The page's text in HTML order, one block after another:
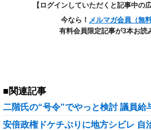
【ログインしていただくと記事中の
今なら！ メルマガ会員（無
有料会員限定記事が3本お読
■関連記事
二階氏の“号令”でやっと検討 議員給
安倍政権ドケチぶりに地方シビレ 自